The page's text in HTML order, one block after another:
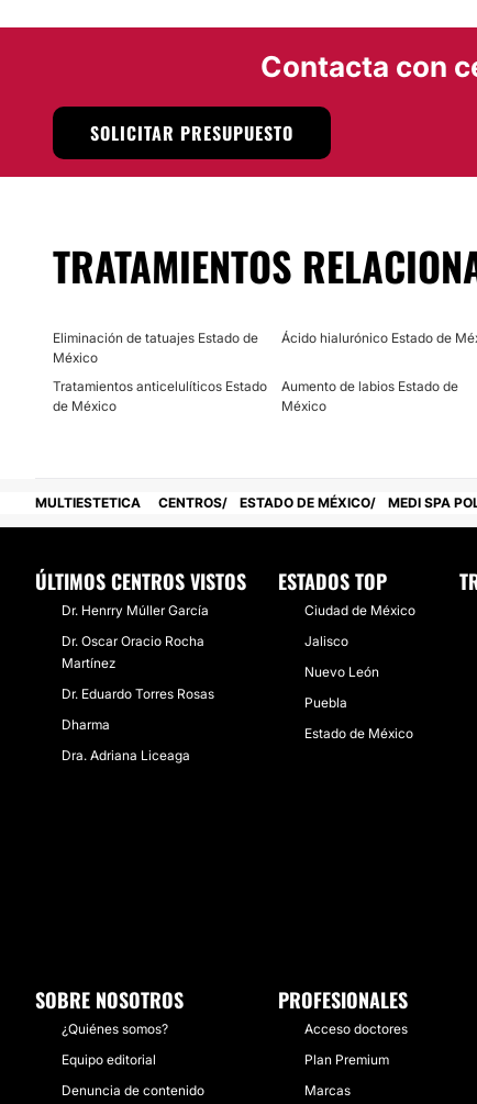
Equipo
Clínica Médico Estética Polancocuenta con8 años
poner en práctica cada uno de ellos.
Localización
imagen para que luzca de maneraradiante y saludable .
No
No
Contacta con
SOLICITAR PRESUPUESTO
TRATAMIENTOS
Eliminación de tatuajes Estado de
México
Ácido hialurónico Estado de
Tratamientos anticelulíticos Estado
de México
Aumento de labios Estado de
México
MULTIESTETICA CENTROS ESTADO DE MÉXICO MEDI SPA
ÚLTIMOS CENTROS VISTOS
Dr. Henrry Múller García
Dr. Oscar Oracio Rocha
Martínez
Dr. Eduardo Torres Rosas
Dharma
Dra. Adriana Liceaga
ESTADOS TOP
Ciudad de México
Jalisco
Nuevo León
Puebla
Estado de México
SOBRE NOSOTROS
¿Quiénes somos?
Equipo editorial
Denuncia de contenido
PROFESIONALES
Acceso doctores
Plan Premium
Marcas